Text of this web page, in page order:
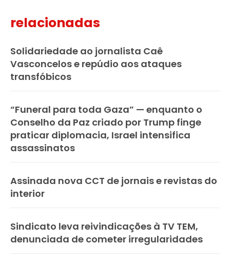
relacionadas
Solidariedade ao jornalista Caê
Vasconcelos e repúdio aos ataques
transfóbicos
“Funeral para toda Gaza” — enquanto o
Conselho da Paz criado por Trump finge
praticar diplomacia, Israel intensifica
assassinatos
Assinada nova CCT de jornais e revistas do
interior
Sindicato leva reivindicações à TV TEM,
denunciada de cometer irregularidades